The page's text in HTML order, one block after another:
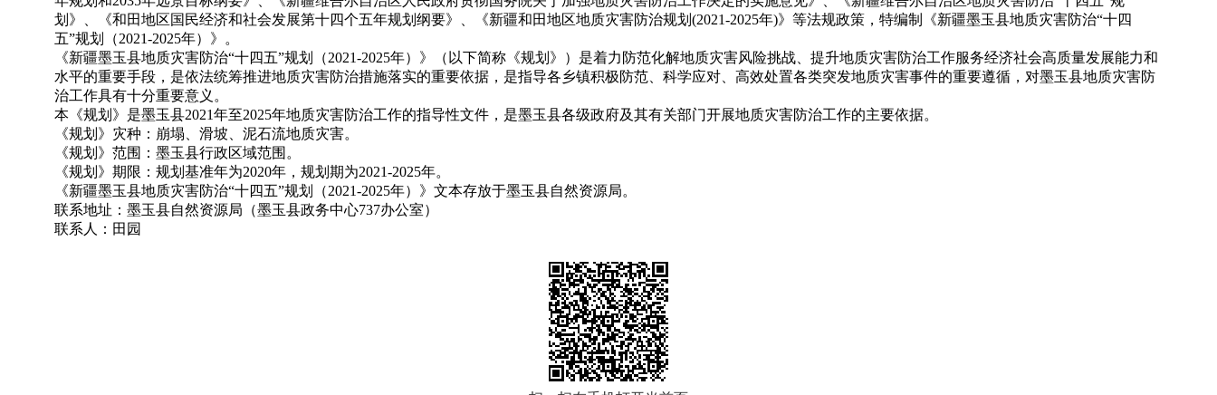
划》、《和田地区国民经济和社会发展第十四个五年规划纲要》、《新疆和田地区地质灾害防治规划(2021-2025年)》等法规政策，特编制《新疆墨玉县地质灾害防治“十四
五”规划（2021-2025年）》。
《新疆墨玉县地质灾害防治“十四五”规划（2021-2025年）》（以下简称《规划》）是着力防范化解地质灾害风险挑战、提升地质灾害防治工作服务经济社会高质量发展能力和
水平的重要手段，是依法统筹推进地质灾害防治措施落实的重要依据，是指导各乡镇积极防范、科学应对、高效处置各类突发地质灾害事件的重要遵循，对墨玉县地质灾害防
治工作具有十分重要意义。
本《规划》是墨玉县2021年至2025年地质灾害防治工作的指导性文件，是墨玉县各级政府及其有关部门开展地质灾害防治工作的主要依据。
《规划》灾种：崩塌、滑坡、泥石流地质灾害。
《规划》范围：墨玉县行政区域范围。
《规划》期限：规划基准年为2020年，规划期为2021-2025年。
《新疆墨玉县地质灾害防治“十四五”规划（2021-2025年）》文本存放于墨玉县自然资源局。
联系地址：墨玉县自然资源局（墨玉县政务中心737办公室）
联系人：田园